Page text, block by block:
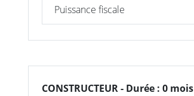
Puissance fiscale
CONSTRUCTEUR - Durée : 0 mois